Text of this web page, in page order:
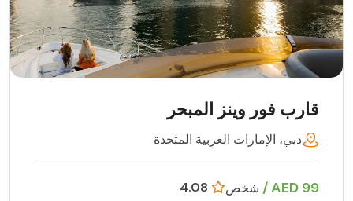
قارب فور وينز المبحر
دبي، الإمارات العربية المتحدة
99 AED / شخص